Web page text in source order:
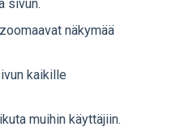
sivun.
näkymää
kaikille
muihin käyttäjiin.